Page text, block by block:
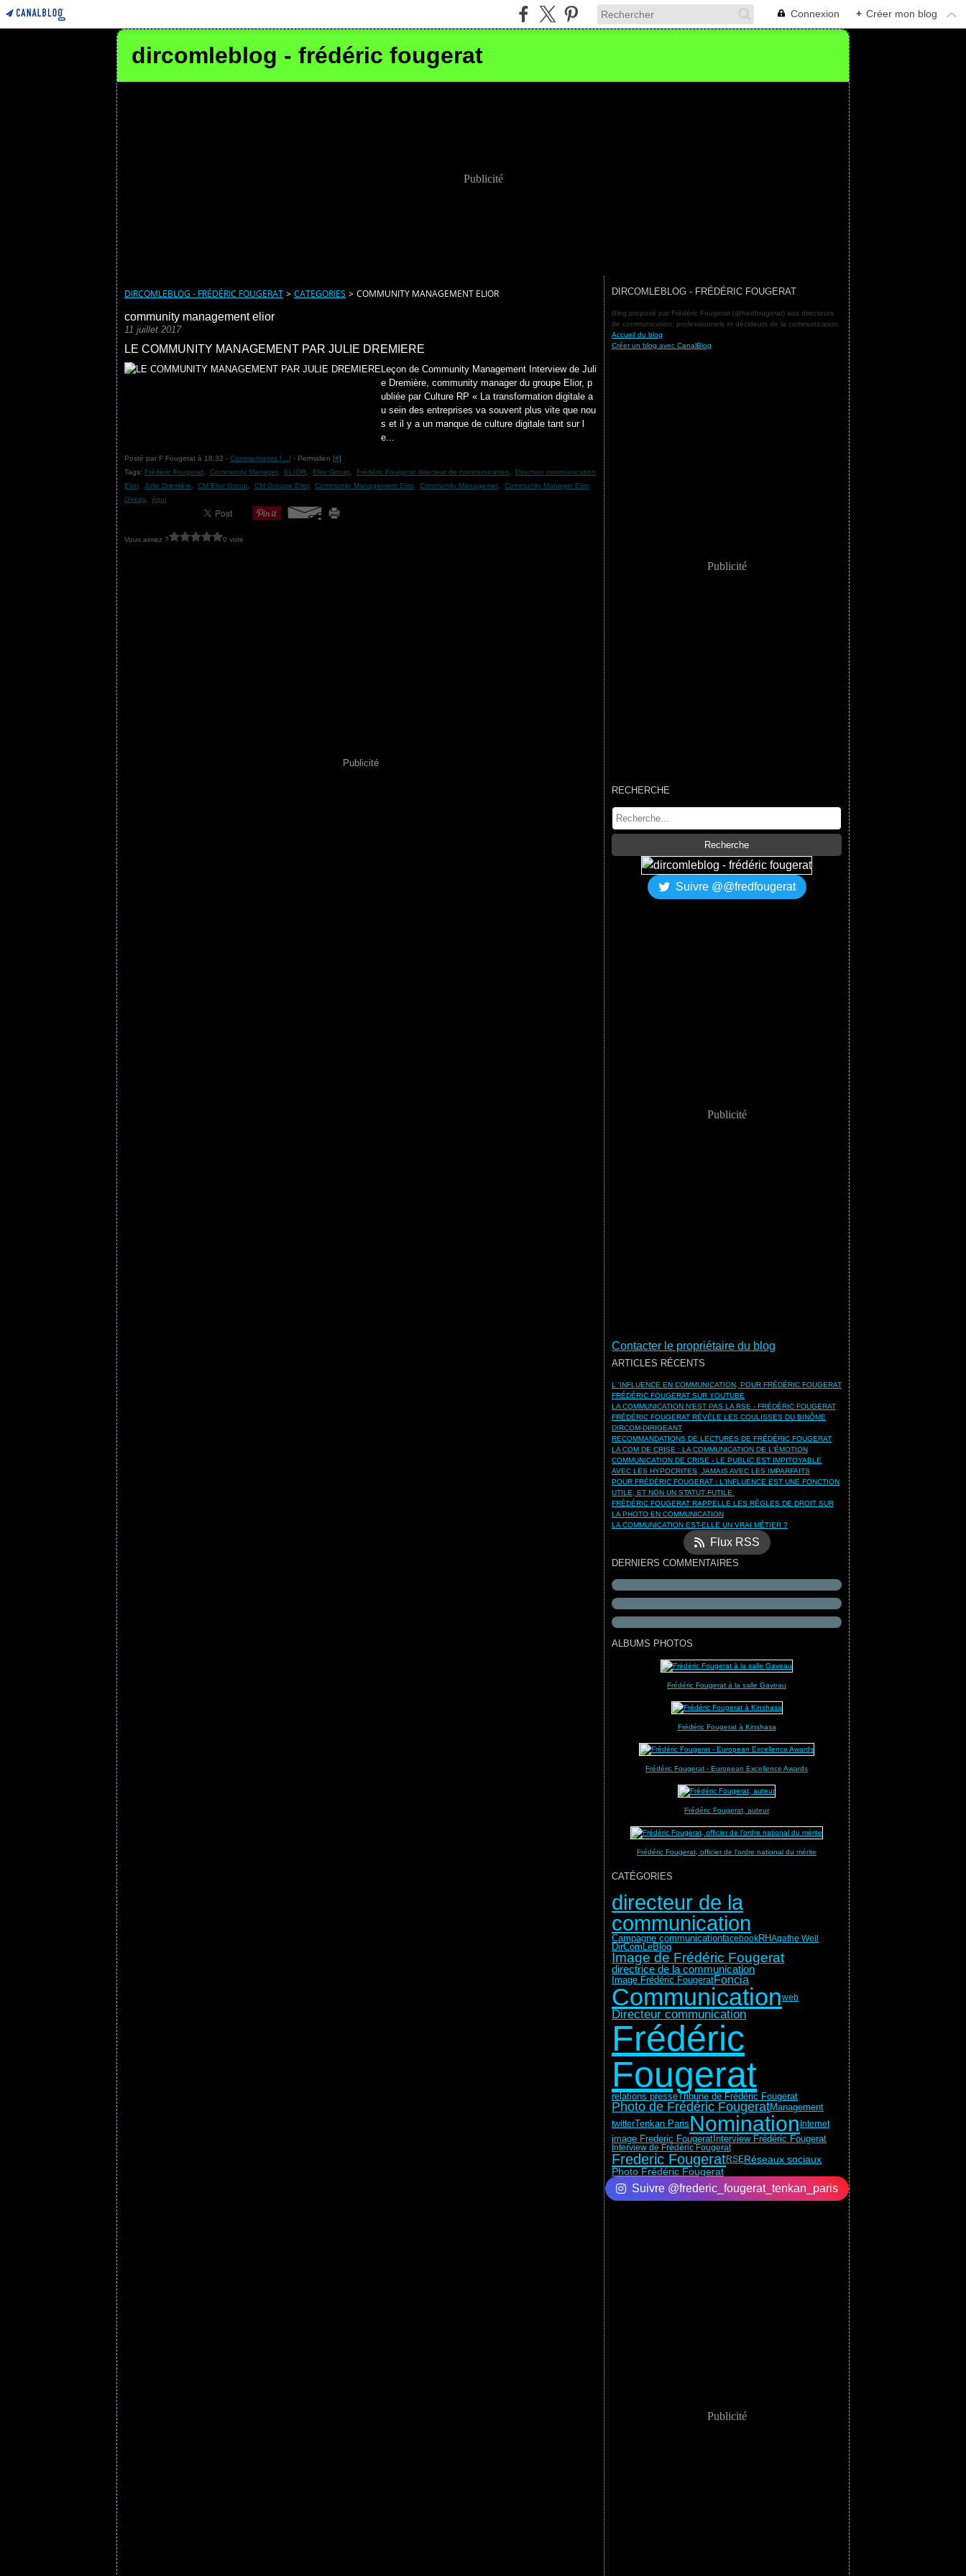
Connexion + Créer mon blog
dircomleblog - frédéric fougerat
Publicité
DIRCOMLEBLOG - FRÉDÉRIC FOUGERAT > CATEGORIES > COMMUNITY MANAGEMENT ELIOR
community management elior
11 juillet 2017
LE COMMUNITY MANAGEMENT PAR JULIE DREMIERE
Leçon de Community Management Interview de Juli
e Dremière, community manager du groupe Elior, p
ubliée par Culture RP « La transformation digitale a
u sein des entreprises va souvent plus vite que nou
s et il y a un manque de culture digitale tant sur l
e...
Posté par F Fougerat à 18:32 - Commentaires [ ] - Permalien [#]
Tags: Frédéric Fougerat Community Manager, ELIOR Elior Group Frédéric Fougerat directeur de communication
Direction communication
Elior, Julie Dremière CM Elior Group CM Groupe Elior, Community Management Elior, Community Managemet
Community Manager Elior
Group
équi
Vous aimez ? 0 vote
Publicité
DIRCOMLEBLOG - FRÉDÉRIC FOUGERAT
Blog proposé par Frédéric Fougerat (@fredfougerat) aux directeurs
de communication, professionnels et décideurs de la communication.
Accueil du blog
Créer un blog avec CanalBlog
Publicité
RECHERCHE
Suivre @@fredfougerat
Publicité
Contacter le propriétaire du blog
ARTICLES RÉCENTS
L 'INFLUENCE EN COMMUNICATION, POUR FRÉDÉRIC FOUGERAT
FRÉDÉRIC FOUGERAT SUR YOUTUBE
LA COMMUNICATION N'EST PAS LA RSE - FRÉDÉRIC FOUGERAT
FRÉDÉRIC FOUGERAT RÉVÈLE LES COULISSES DU BINÔME
DIRCOM-DIRIGEANT
RECOMMANDATIONS DE LECTURES DE FRÉDÉRIC FOUGERAT
LA COM DE CRISE : LA COMMUNICATION DE L'ÉMOTION
COMMUNICATION DE CRISE - LE PUBLIC EST IMPITOYABLE
AVEC LES HYPOCRITES, JAMAIS AVEC LES IMPARFAITS
POUR FRÉDÉRIC FOUGERAT : L'INFLUENCE EST UNE FONCTION
UTILE, ET NON UN STATUT FUTILE
FRÉDÉRIC FOUGERAT RAPPELLE LES RÈGLES DE DROIT SUR
LA PHOTO EN COMMUNICATION
LA COMMUNICATION EST-ELLE UN VRAI MÉTIER ?
Flux RSS
DERNIERS COMMENTAIRES
ALBUMS PHOTOS
Frédéric Fougerat à la salle Gaveau
Frédéric Fougerat à Kinshasa
Frédéric Fougerat - European Excellence Awards
Frédéric Fougerat, auteur
Frédéric Fougerat, officier de l'ordre national du mérite
CATÉGORIES
directeur de la
communication
Campagne communicationfacebookRHAgathe Weil
DirComLeBlog
Image de Frédéric Fougerat
directrice de la communication
Image Frédéric FougeratFoncia
Communicationweb
Directeur communication
Frédéric
Fougerat
relations presseTribune de Frédéric Fougerat
Photo de Frédéric FougeratManagement
twitterTenkan Paris Nomination Internet
image Frederic Fougerat Interview Frédéric Fougerat
Interview de Frédéric Fougerat
Frederic FougeratRSERéseaux sociaux
Photo Frédéric Fougerat
Suivre @frederic_fougerat_tenkan_paris
Publicité